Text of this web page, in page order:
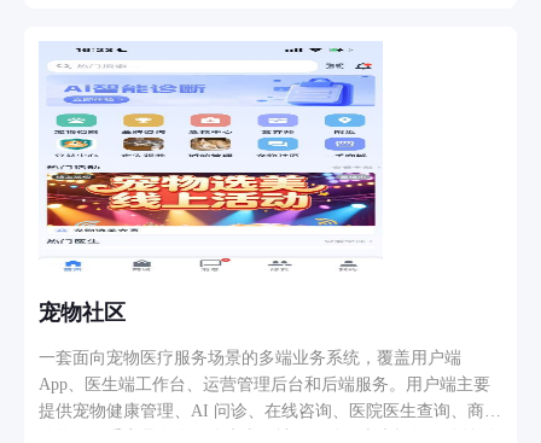
宠物社区
一套面向宠物医疗服务场景的多端业务系统，覆盖用户端
App、医生端工作台、运营管理后台和后端服务。用户端主要
提供宠物健康管理、AI 问诊、在线咨询、医院医生查询、商城